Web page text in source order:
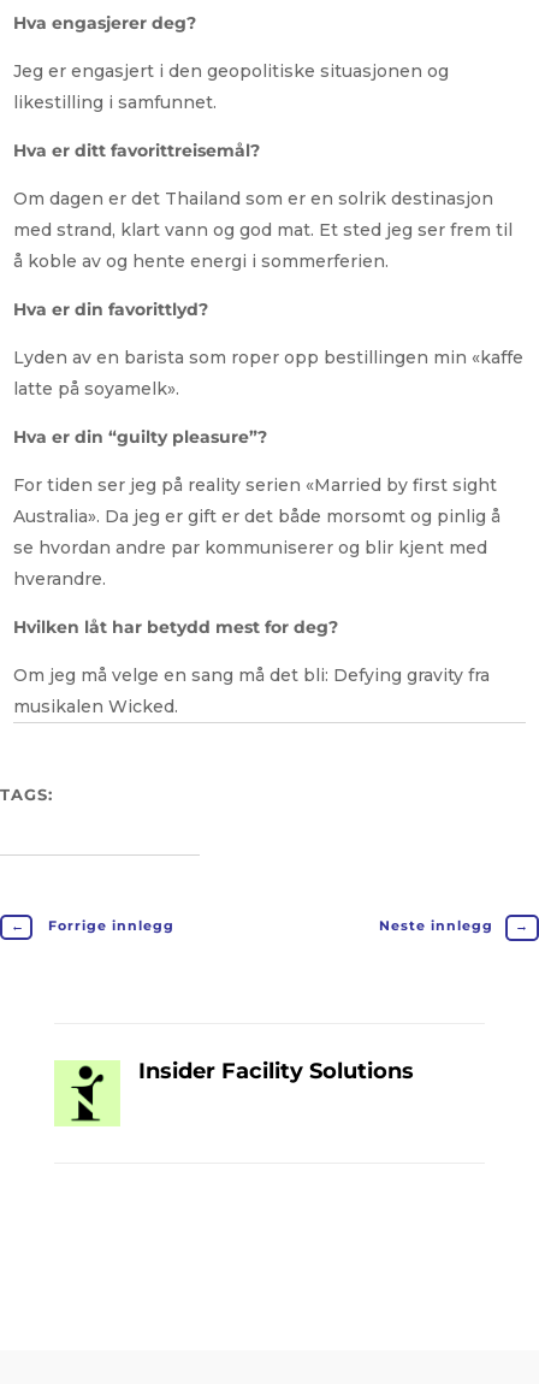
Hva engasjerer deg?
Jeg er engasjert i den geopolitiske situasjonen og
likestilling i samfunnet.
Hva er ditt favorittreisemål?
Om dagen er det Thailand som er en solrik destinasjon
med strand, klart vann og god mat. Et sted jeg ser frem til
å koble av og hente energi i sommerferien.
Hva er din favorittlyd?
Lyden av en barista som roper opp bestillingen min «kaffe
latte på soyamelk».
Hva er din “guilty pleasure”?
For tiden ser jeg på reality serien «Married by first sight
Australia». Da jeg er gift er det både morsomt og pinlig å
se hvordan andre par kommuniserer og blir kjent med
hverandre.
Hvilken låt har betydd mest for deg?
Om jeg må velge en sang må det bli: Defying gravity fra
musikalen Wicked.
TAGS:
← Forrige innlegg Neste innlegg →
Insider Facility Solutions